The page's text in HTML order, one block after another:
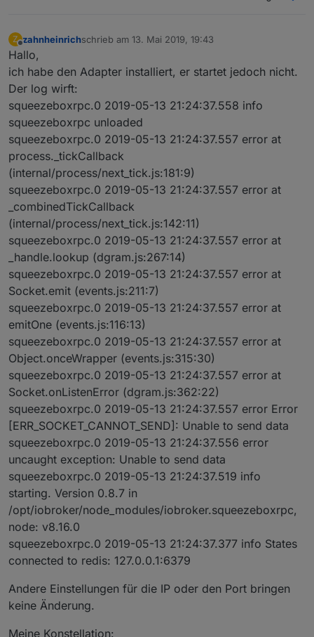
Z
Offline
zahnheinrichschrieb am 13. Mai 2019, 19:43
zuletzt editiert von
Hallo,
ich habe den Adapter installiert, er startet jedoch nicht.
Der log wirft:
squeezeboxrpc.0 2019-05-13 21:24:37.558 info
squeezeboxrpc unloaded
squeezeboxrpc.0 2019-05-13 21:24:37.557 error at
process._tickCallback
(internal/process/next_tick.js:181:9)
squeezeboxrpc.0 2019-05-13 21:24:37.557 error at
_combinedTickCallback
(internal/process/next_tick.js:142:11)
squeezeboxrpc.0 2019-05-13 21:24:37.557 error at
_handle.lookup (dgram.js:267:14)
squeezeboxrpc.0 2019-05-13 21:24:37.557 error at
Socket.emit (events.js:211:7)
squeezeboxrpc.0 2019-05-13 21:24:37.557 error at
emitOne (events.js:116:13)
squeezeboxrpc.0 2019-05-13 21:24:37.557 error at
Object.onceWrapper (events.js:315:30)
squeezeboxrpc.0 2019-05-13 21:24:37.557 error at
Socket.onListenError (dgram.js:362:22)
squeezeboxrpc.0 2019-05-13 21:24:37.557 error Error
[ERR_SOCKET_CANNOT_SEND]: Unable to send data
squeezeboxrpc.0 2019-05-13 21:24:37.556 error
uncaught exception: Unable to send data
squeezeboxrpc.0 2019-05-13 21:24:37.519 info
starting. Version 0.8.7 in
/opt/iobroker/node_modules/iobroker.squeezeboxrpc,
node: v8.16.0
squeezeboxrpc.0 2019-05-13 21:24:37.377 info States
connected to redis: 127.0.0.1:6379
Andere Einstellungen für die IP oder den Port bringen
keine Änderung.
Meine Konstellation: